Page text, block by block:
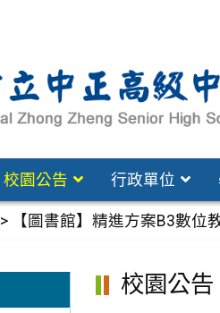
校園公告 行政單位
> 【圖書館】精進方案B3數位
校園公告